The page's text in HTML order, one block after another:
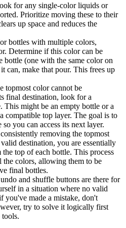
for any single-color liquids or
Prioritize moving these to their
up space and reduces the
bottles with multiple colors,
Determine if this color can be
bottle (one with the same color on
can, make that pour. This frees up
topmost color cannot be
final destination, look for a
This might be an empty bottle or a
compatible top layer. The goal is to
you can access its next layer.
removing the topmost
destination, you are essentially
top of each bottle. This process
colors, allowing them to be
final bottles.
and shuffle buttons are there for
in a situation where no valid
you've made a mistake, don't
try to solve it logically first
tools.